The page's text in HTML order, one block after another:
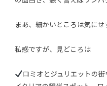
まあ、細かいところは気にせ
私感ですが、見どころは
ロミオとジュリエットの